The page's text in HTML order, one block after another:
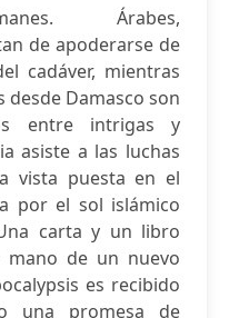
Árabes,
de apoderarse de
cadáver, mientras
desde Damasco son
entre intrigas y
asiste a las luchas
vista puesta en el
por el sol islámico
carta y un libro
mano de un nuevo
es recibido
una promesa de